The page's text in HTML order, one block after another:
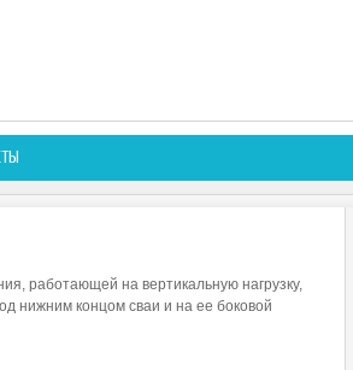
работающей на вертикальную нагрузку,
нижним концом сваи и на ее боковой